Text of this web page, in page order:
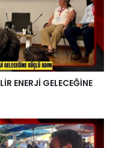
ENERJİ GELECEĞİNE